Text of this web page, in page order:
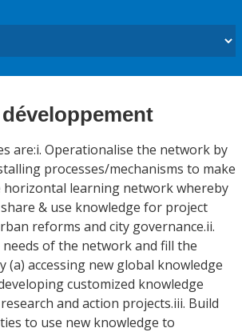
are:i. Operationalise the network by
processes/mechanisms to make
horizontal learning network whereby
& use knowledge for project
reforms and city governance.ii.
needs of the network and fill the
(a) accessing new global knowledge
customized knowledge
and action projects.iii. Build
to use new knowledge to